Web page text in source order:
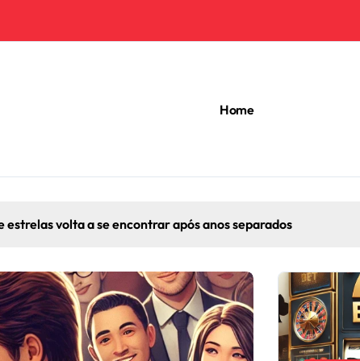
Home
volta a se encontrar após anos separados